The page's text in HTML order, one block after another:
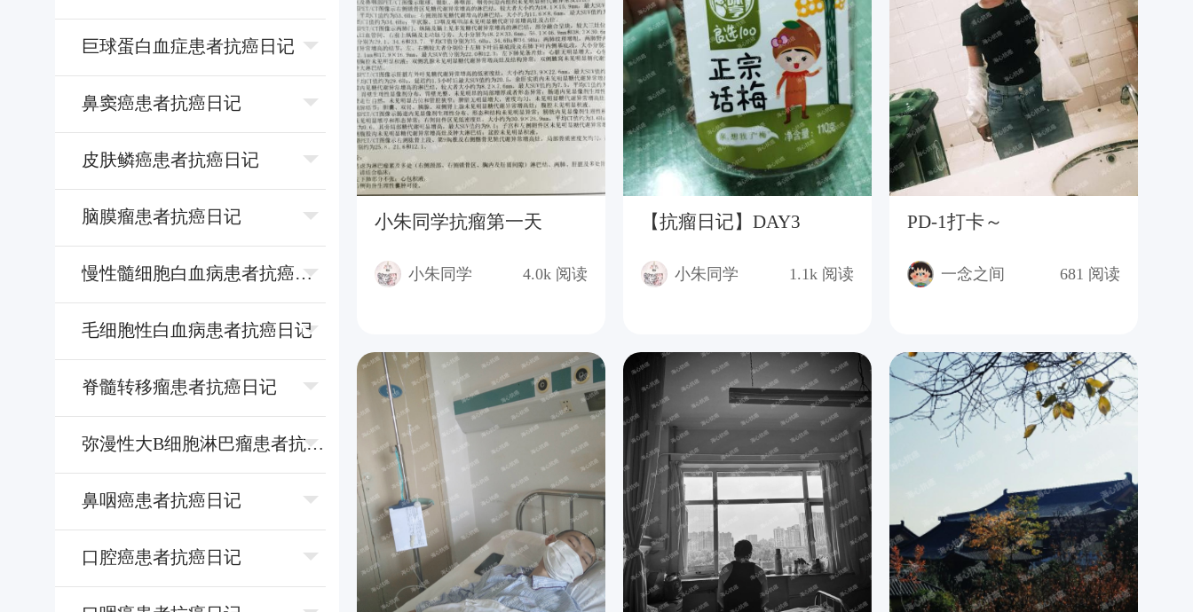
巨球蛋⽩⾎症患者抗癌日记
⿐窦癌患者抗癌日记
⽪肤鳞癌患者抗癌日记
脑膜瘤患者抗癌日记
慢性髓细胞⽩⾎病患者抗癌日记
⽑细胞性⽩⾎病患者抗癌日记
脊髓转移瘤患者抗癌日记
弥漫性⼤B细胞淋巴瘤患者抗癌日记
⿐咽癌患者抗癌日记
⼝腔癌患者抗癌日记
小朱同学抗瘤第一天
小朱同学 4.0k 阅读
【抗瘤日记】DAY3
小朱同学 1.1k 阅读
PD-1打卡～
一念之间 681 阅读